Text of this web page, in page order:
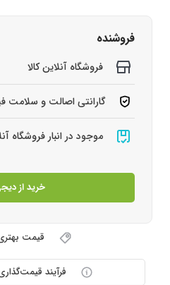
فروشنده
فروشگاه آنلاین کالا
گارانتی اصالت و سلامت
موجود در انبار فروشگاه
خرید از
قیمت
فرآیند